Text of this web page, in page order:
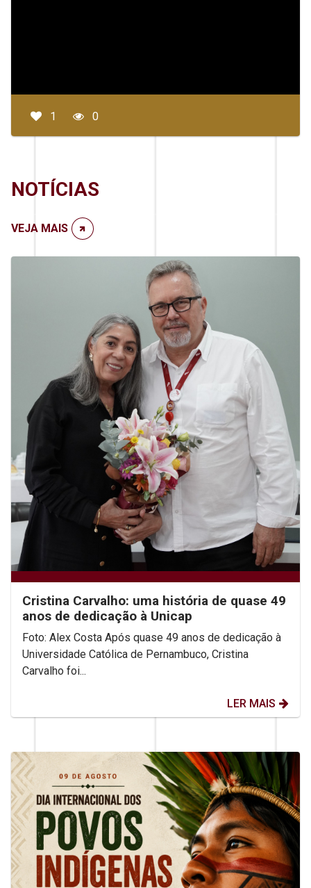
1 0
NOTÍCIAS
VEJA MAIS
Cristina Carvalho: uma história de quase 49
anos de dedicação à Unicap
Foto: Alex Costa Após quase 49 anos de dedicação à
Universidade Católica de Pernambuco, Cristina
Carvalho foi...
LER MAIS